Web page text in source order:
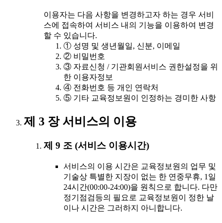
이용자는 다음 사항을 변경하고자 하는 경우 서비
스에 접속하여 서비스 내의 기능을 이용하여 변경
할 수 있습니다.
① 성명 및 생년월일, 신분, 이메일
② 비밀번호
③ 자료신청 / 기관회원서비스 권한설정을 위
한 이용자정보
④ 전화번호 등 개인 연락처
⑤ 기타 교육정보원이 인정하는 경미한 사항
제 3 장 서비스의 이용
제 9 조 (서비스 이용시간)
서비스의 이용 시간은 교육정보원의 업무 및
기술상 특별한 지장이 없는 한 연중무휴, 1일
24시간(00:00-24:00)을 원칙으로 합니다. 다만
정기점검등의 필요로 교육정보원이 정한 날
이나 시간은 그러하지 아니합니다.